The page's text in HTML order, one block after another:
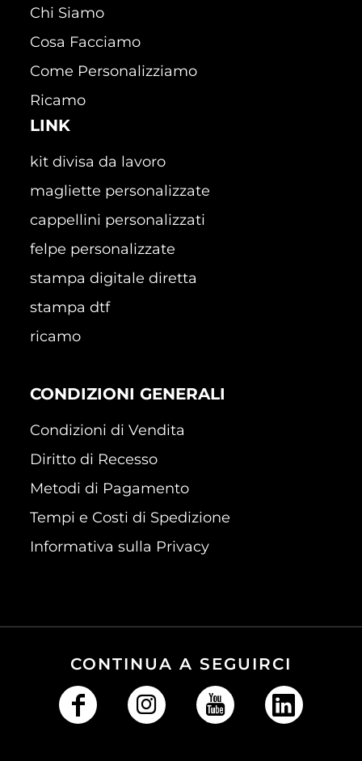
Chi Siamo
Cosa Facciamo
Come Personalizziamo
Ricamo
LINK
kit divisa da lavoro
magliette personalizzate
cappellini personalizzati
felpe personalizzate
stampa digitale diretta
stampa dtf
ricamo
CONDIZIONI GENERALI
Condizioni di Vendita
Diritto di Recesso
Metodi di Pagamento
Tempi e Costi di Spedizione
Informativa sulla Privacy
CONTINUA A SEGUIRCI